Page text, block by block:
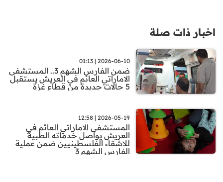
اخبار ذات صلة
2026-06-10 | 01:13
ضمن الفارس الشهم 3.. المستشفى
الاماراتي العائم في العريش يستقبل
5 حالات جديدة من قطاع غزة
2026-05-19 | 12:58
المستشفى الاماراتي العائم في
العريش يواصل خدماته الطبية
للاشقاء الفلسطينيين ضمن عملية
الفارس الشهم 3